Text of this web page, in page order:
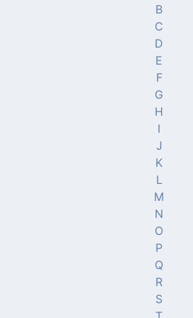
B
C
D
E
F
G
H
I
J
K
L
M
N
O
P
Q
R
S